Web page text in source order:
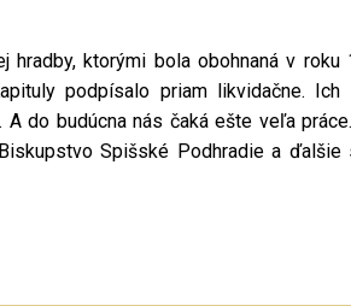
ktorými bola obohnaná v
podpísalo priam likvidačne. Ich
do budúcna nás čaká ešte veľa
Spišské Podhradie a ďalšie